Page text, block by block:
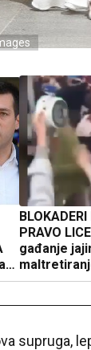
PRAVO
gađanje
(VIDEO)
supruga,